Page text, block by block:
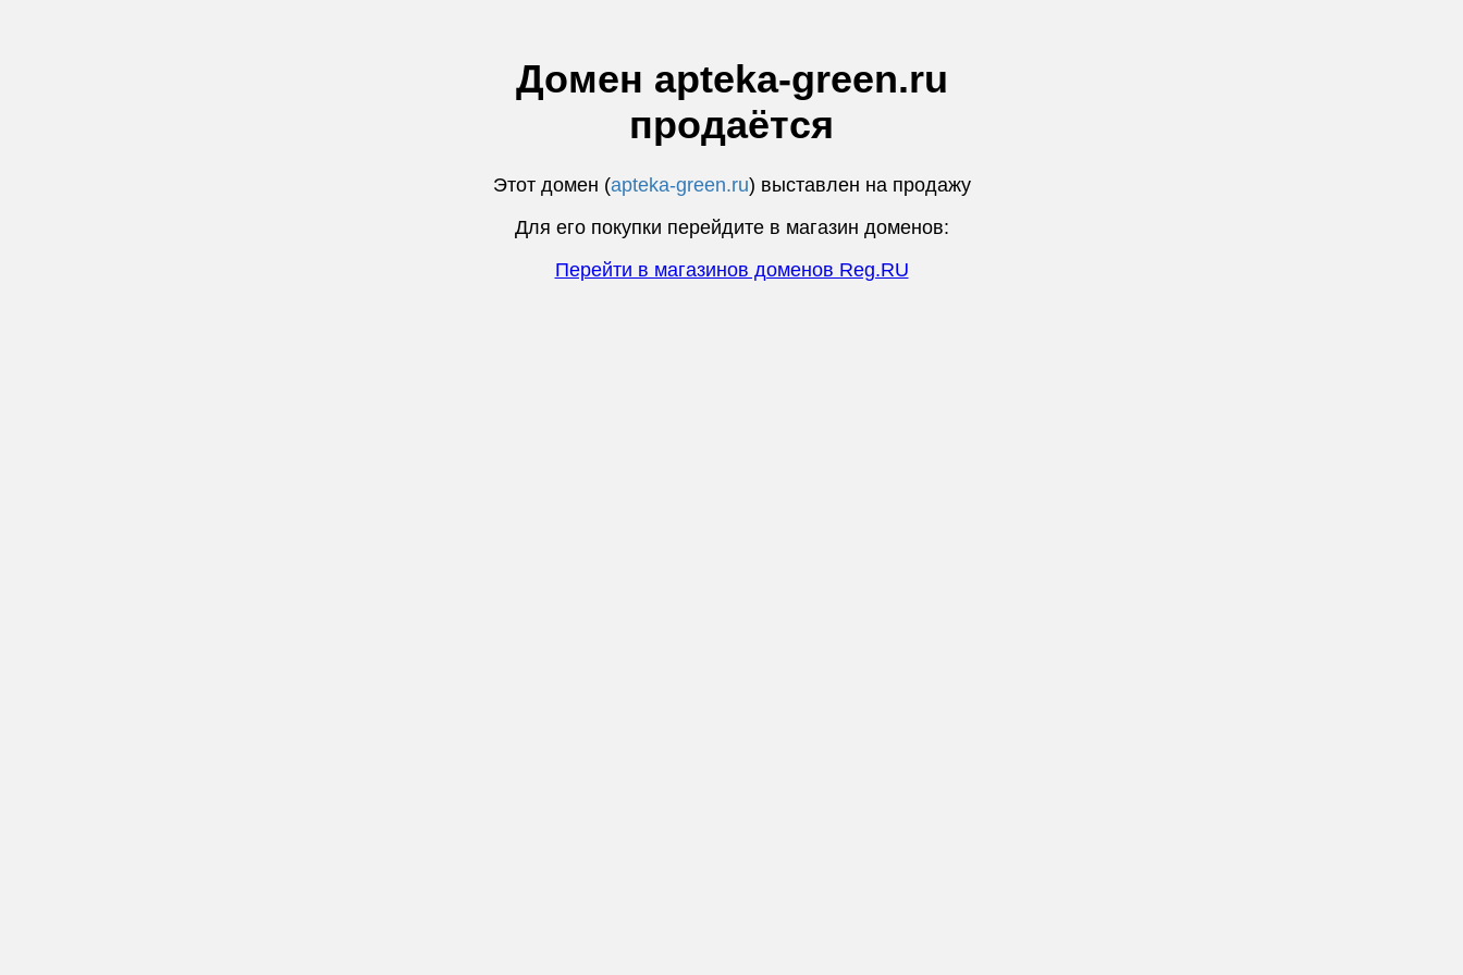
Домен apteka-green.ru
продаётся
Этот домен (apteka-green.ru) выставлен на продажу
Для его покупки перейдите в магазин доменов:
Перейти в магазинов доменов Reg.RU